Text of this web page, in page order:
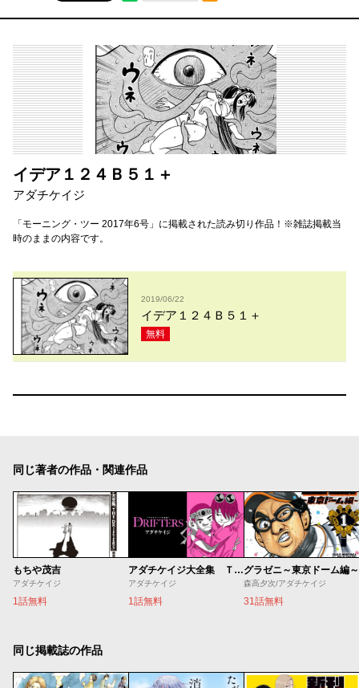
イデア１２４Ｂ５１＋
アダチケイジ
「モーニング・ツー 2017年6号」に掲載された読み切り作品！※雑誌掲載当
時のままの内容です。
2019/06/22
イデア１２４Ｂ５１＋
無料
同じ著者の作品・関連作品
もちや茂吉
アダチケイジ
1話無料
アダチケイジ大全集 Ｔｈｅ ＤＲＩＦＴＥＲＳ
アダチケイジ
1話無料
グラゼニ～東京ドーム編～
森高夕次/アダチケイジ
31話無料
同じ掲載誌の作品